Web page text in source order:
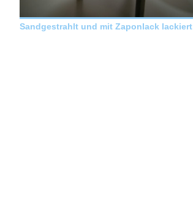
Sandgestrahlt und mit Zaponlack lackiert